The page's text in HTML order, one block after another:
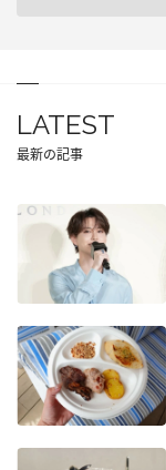
LATEST
最新の記事